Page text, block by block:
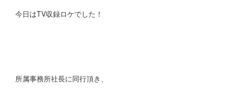
今日はTV収録ロケでした！
所属事務所社長に同行頂き、